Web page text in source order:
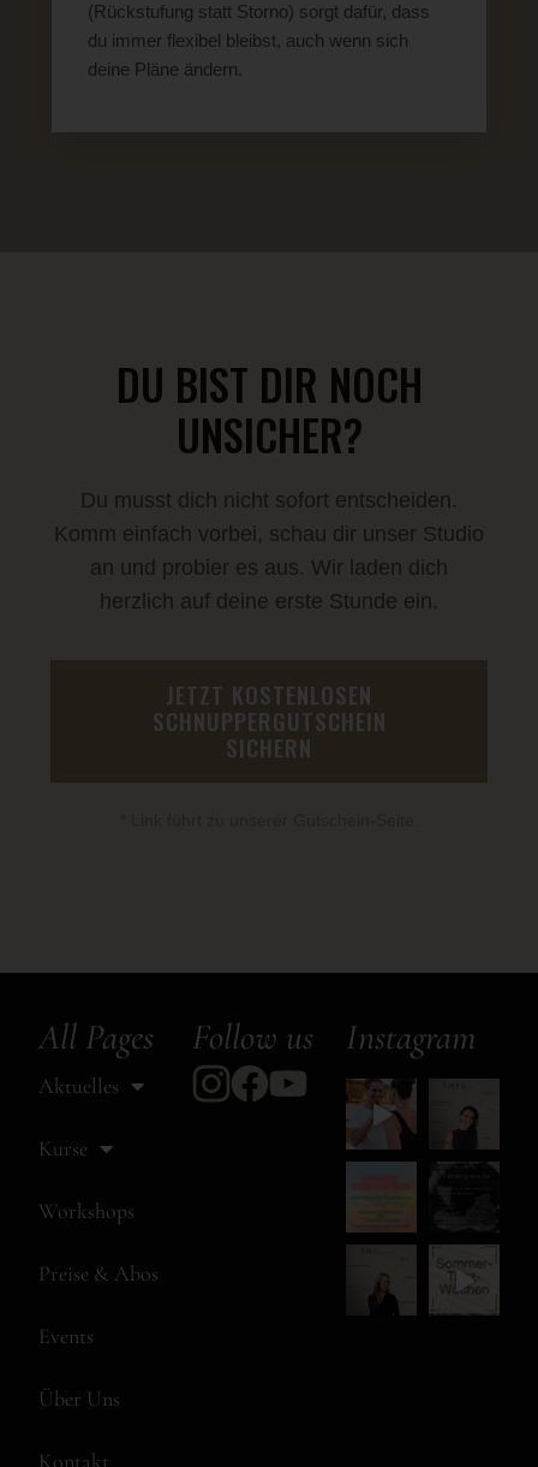
(Rückstufung statt Storno) sorgt dafür, dass
du immer flexibel bleibst, auch wenn sich
deine Pläne ändern.
DU BIST DIR NOCH
UNSICHER?
Du musst dich nicht sofort entscheiden.
Komm einfach vorbei, schau dir unser Studio
an und probier es aus. Wir laden dich
herzlich auf deine erste Stunde ein.
JETZT KOSTENLOSEN
SCHNUPPERGUTSCHEIN
SICHERN
All Pages
Aktuelles
Kurse
Workshops
Preise & Abos
Events
Über Uns
Kontakt
Follow us Instagram